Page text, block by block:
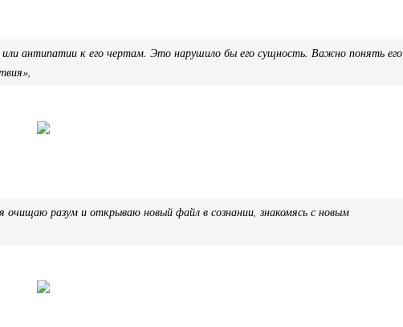
антипатии к его чертам. Это нарушило бы его сущность. Важно понять его
разум и открываю новый файл в сознании, знакомясь с новым